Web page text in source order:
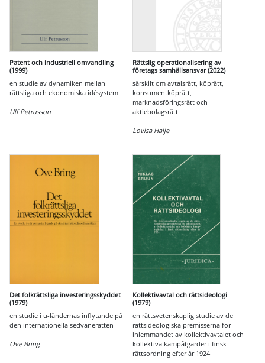
Patent och industriell omvandling
(1999)
en studie av dynamiken mellan
rättsliga och ekonomiska idésystem
Ulf Petrusson
Rättslig operationalisering av
företags samhällsansvar (2022)
särskilt om avtalsrätt, köprätt,
konsumentköprätt,
marknadsföringsrätt och
aktiebolagsrätt
Lovisa Halje
Det folkrättsliga investeringsskyddet
(1979)
en studie i u-ländernas inflytande på
den internationella sedvanerätten
Ove Bring
Kollektivavtal och rättsideologi
(1979)
en rättsvetenskaplig studie av de
rättsideologiska premisserna för
inlemmandet av kollektivavtalet och
kollektiva kampåtgärder i finsk
rättsordning efter år 1924